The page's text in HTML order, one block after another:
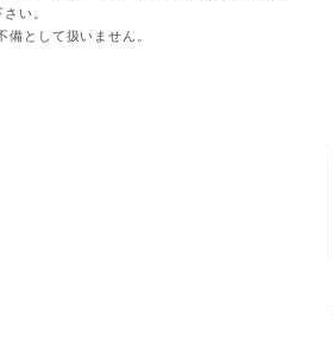
い。
として扱いません。